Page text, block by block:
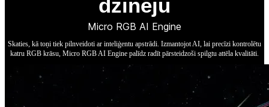
dzinēju
Micro RGB AI Engine
Skaties, kā toņi tiek pilnveidoti ar inteliģentu apstrādi. Izmantojot AI, lai precīzi kontrolētu
katru RGB krāsu, Micro RGB AI Engine palīdz radīt pārsteidzoši spilgtu attēla kvalitāti.